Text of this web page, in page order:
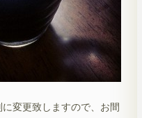
変更致しますので、お間